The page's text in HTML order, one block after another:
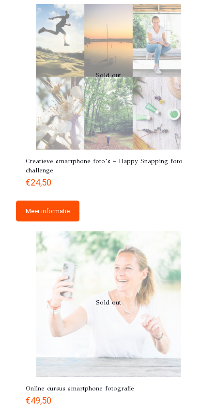
Sold out
Creatieve smartphone foto’s – Happy Snapping foto
challenge
€24,50
Meer informatie
Sold out
Online cursus smartphone fotografie
€49,50